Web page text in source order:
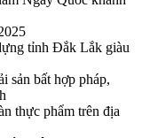
tỉnh Đắk Lắk giàu
sản bất hợp pháp,
thực phẩm trên địa